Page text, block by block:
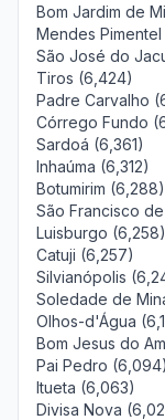
Bom Jardim de
Mendes
São José do
Tiros (6,424)
Padre Carvalho
Córrego Fundo
Sardoá (6,361)
Inhaúma (6,312)
Botumirim (6,288)
São Francisco
Luisburgo (6,258)
Catuji (6,257)
Silvianópolis
Soledade de
Olhos-d'Água
Bom Jesus do
Pai Pedro (6,094)
Itueta (6,063)
Divisa Nova